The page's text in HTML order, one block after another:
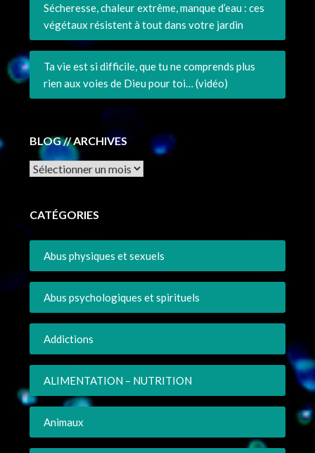
Sécheresse, chaleur extrême, manque d’eau : ces
végétaux résistent à tout dans votre jardin
Ta vie est si difficile, que tu ne comprends plus
rien aux voies de Dieu pour toi… (vidéo)
BLOG // ARCHIVES
Archives
CATÉGORIES
Abus physiques et sexuels
Abus psychologiques et spirituels
Addictions
ALIMENTATION – NUTRITION
Animaux